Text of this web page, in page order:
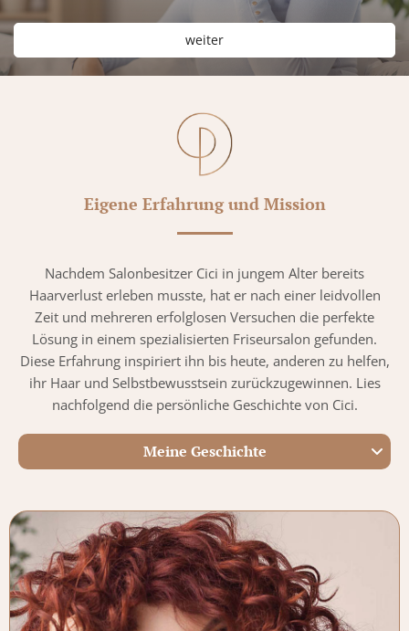
weiter
Eigene Erfahrung und Mission
Nachdem Salonbesitzer Cici in jungem Alter bereits
Haarverlust erleben musste, hat er nach einer leidvollen
Zeit und mehreren erfolglosen Versuchen die perfekte
Lösung in einem spezialisierten Friseursalon gefunden.
Diese Erfahrung inspiriert ihn bis heute, anderen zu helfen,
ihr Haar und Selbstbewusstsein zurückzugewinnen. Lies
nachfolgend die persönliche Geschichte von Cici.
Meine Geschichte